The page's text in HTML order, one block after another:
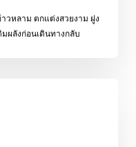
วหลาม ตกแต่งสวยงาม ฝูง
ผลังก่อนเดินทางกลับ